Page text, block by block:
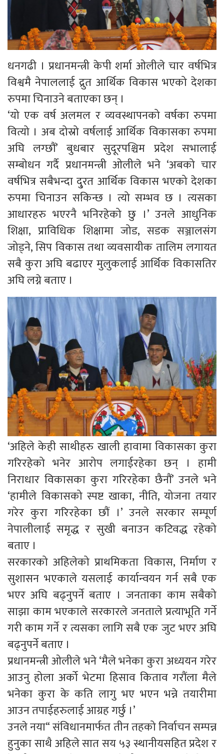
धनगढी । प्रधानमन्त्री केपी शर्मा ओलीले चार वर्षभित्र
विश्वमै नेपाललाई द्रुत आर्थिक विकास भएको देशका
रुपमा चिनाउने बताएका छन् ।
‘यो एक वर्ष अलमल र व्यवस्थापनको वर्षका रुपमा
वित्यो । अब दोस्रो वर्षलाई आर्थिक विकासका रुपमा
अघि लग्छौं’ बुधबार सुदूरपश्चिम प्रदेश सभालाई
सम्बोधन गर्दै प्रधानमन्त्री ओलीले भने ‘अबको चार
वर्षभित्र सबैभन्दा दु्रत आर्थिक विकास भएको देशका
रुपमा चिनाउन सकिन्छ । त्यो सम्भव छ । त्यसका
आधारहरु भएरनै भनिरहेको छु ।’ उनले आधुनिक
शिक्षा, प्राविधिक शिक्षामा जोड, सडक सञ्जालसंग
जोड्ने, सिप विकास तथा व्यवसायीक तालिम लगायत
सबै कुरा अघि बढाएर मुलुकलाई आर्थिक विकासतिर
अघि लग्ने बताए ।
‘अहिले केही साथीहरु खाली हावामा विकासका कुरा
गरिरहेको भनेर आरोप लगाईरहेका छन् । हामी
निराधार विकासका कुरा गरिरहेका छैनौं’ उनले भने
‘हामीले विकासको स्पष्ट खाका, नीति, योजना तयार
गरेर कुरा गरिरहेका छौं ।’ उनले सरकार सम्पूर्ण
नेपालीलाई समृद्ध र सुखी बनाउन कटिवद्ध रहेको
बताए ।
सरकारको अहिलेको प्राथमिकता विकास, निर्माण र
सुशासन भएकाले यसलाई कार्यान्वयन गर्न सबै एक
भएर अघि बढ्नुपर्ने बताए । जनताका काम सबैको
साझा काम भएकाले सरकारले जनताले प्रत्याभूति गर्ने
गरी काम गर्ने र त्यसका लागि सबै एक जुट भएर अघि
बढ्नुपर्ने बताए ।
प्रधानमन्त्री ओलीले भने ‘मैले भनेका कुरा अध्ययन गरेर
आउनु होला अर्को भेटमा हिसाव किताव गरौंला मैले
भनेका कुरा के कति लागु भए भएन भन्ने तयारीमा
आउन तपाईहरुलाई आग्रह गर्छु ।’
उनले नया“ संविधानमार्फत तीन तहको निर्वाचन सम्पन्न
हुनुका साथै अहिले सात सय ५३ स्थानीयसहित प्रदेश र